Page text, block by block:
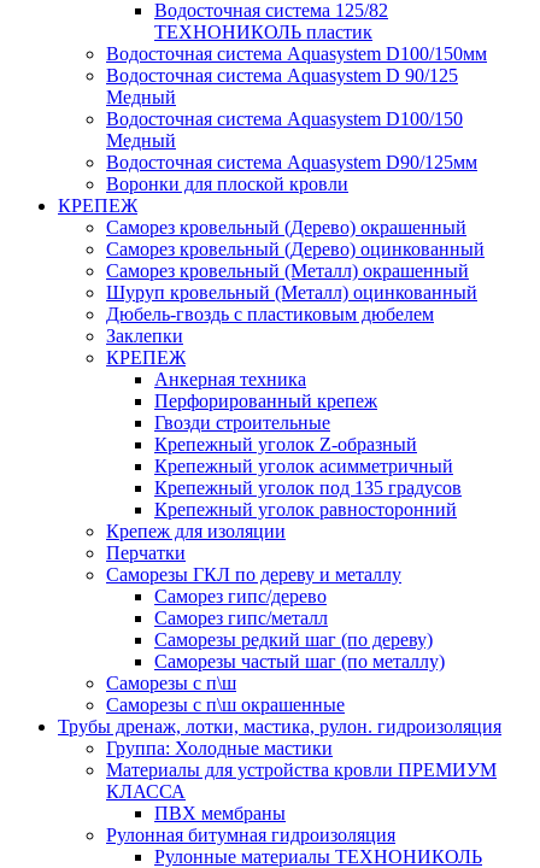
Водосточная система 125/82
ТЕХНОНИКОЛЬ пластик
Водосточная система Aquasystem D100/150мм
Водосточная система Aquasystem D 90/125
Медный
Водосточная система Aquasystem D100/150
Медный
Водосточная система Aquasystem D90/125мм
Воронки для плоской кровли
КРЕПЕЖ
Саморез кровельный (Дерево) окрашенный
Саморез кровельный (Дерево) оцинкованный
Саморез кровельный (Металл) окрашенный
Шуруп кровельный (Металл) оцинкованный
Дюбель-гвоздь с пластиковым дюбелем
Заклепки
КРЕПЕЖ
Анкерная техника
Перфорированный крепеж
Гвозди строительные
Крепежный уголок Z-образный
Крепежный уголок асимметричный
Крепежный уголок под 135 градусов
Крепежный уголок равносторонний
Крепеж для изоляции
Перчатки
Саморезы ГКЛ по дереву и металлу
Саморез гипс/дерево
Саморез гипс/металл
Саморезы редкий шаг (по дереву)
Саморезы частый шаг (по металлу)
Саморезы с п\ш
Саморезы с п\ш окрашенные
Трубы дренаж, лотки, мастика, рулон. гидроизоляция
Группа: Холодные мастики
Материалы для устройства кровли ПРЕМИУМ
КЛАССА
ПВХ мембраны
Рулонная битумная гидроизоляция
Рулонные материалы ТЕХНОНИКОЛЬ